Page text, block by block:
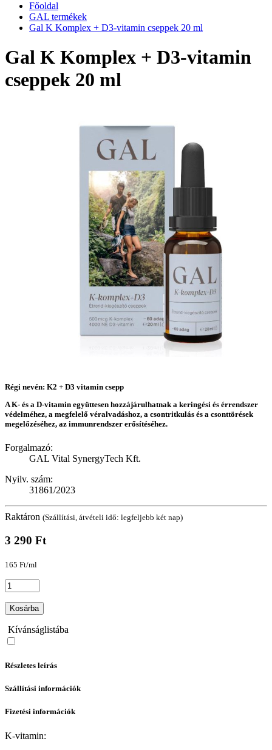
Főoldal
GAL termékek
Gal K Komplex + D3-vitamin cseppek 20 ml
Gal K Komplex + D3-vitamin
cseppek 20 ml
Régi nevén: K2 + D3 vitamin csepp
A K- és a D-vitamin együttesen hozzájárulhatnak a keringési és érrendszer
védelméhez, a megfelelő véralvadáshoz, a csontritkulás és a csonttörések
megelőzéséhez, az immunrendszer erősítéséhez.
Forgalmazó:
GAL Vital SynergyTech Kft.
Nyilv. szám:
31861/2023
Raktáron (Szállítási, átvételi idő: legfeljebb két nap)
3 290 Ft
165 Ft/ml
Kosárba
Kívánságlistába
Részletes leírás
Szállítási információk
Fizetési információk
K-vitamin: